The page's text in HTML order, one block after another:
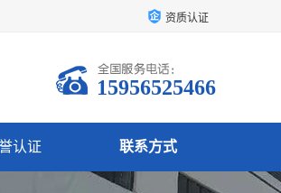
资质认证
15956525466
认证 联系方式